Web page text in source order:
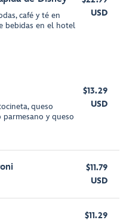
café y té en
bebidas en el hotel
USD
queso
parmesano y queso
$13.29
USD
$11.79
USD
$11.29